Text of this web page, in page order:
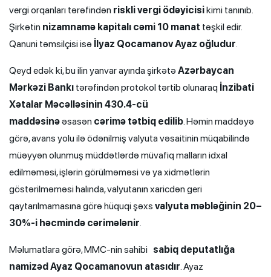
vergi orqanları tərəfindən riskli vergi ödəyicisikimi tanınıb.
Şirkətin nizamnamə kapitalı cəmi 10 manat təşkil edir.
Qanuni təmsilçisi isə
İlyaz Qocamanov Ayaz oğludur.
Qeyd edək ki, bu ilin yanvar ayında şirkətə Azərbaycan
Mərkəzi Bankı tərəfindən protokol tərtib olunaraq İnzibati
Xətalar Məcəlləsinin 430.4-cü
maddəsinəəsasən cərimə tətbiq edilib. Həmin maddəyə
görə, avans yolu ilə ödənilmiş valyuta vəsaitinin müqabilində
müəyyən olunmuş müddətlərdə müvafiq malların idxal
edilməməsi, işlərin görülməməsi və ya xidmətlərin
göstərilməməsi halında, valyutanın xaricdən geri
qaytarılmamasına görə hüquqi şəxs valyuta məbləğinin 20–
30%-i həcmində cərimələnir.
Məlumatlara görə, MMC-nin sahibi sabiq deputatlığa
namizəd Ayaz Qocamanovun atasıdır. Ayaz